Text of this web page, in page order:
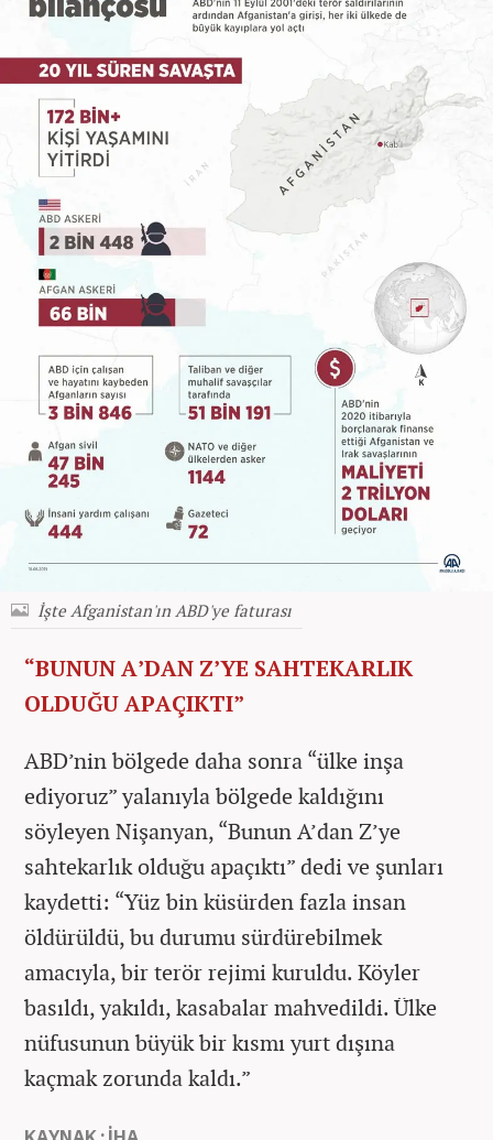
İşte Afganistan'ın ABD'ye faturası
“BUNUN A’DAN Z’YE SAHTEKARLIK
OLDUĞU APAÇIKTI”
ABD’nin bölgede daha sonra “ülke inşa
ediyoruz” yalanıyla bölgede kaldığını
söyleyen Nişanyan, “Bunun A’dan Z’ye
sahtekarlık olduğu apaçıktı” dedi ve şunları
kaydetti: “Yüz bin küsürden fazla insan
öldürüldü, bu durumu sürdürebilmek
amacıyla, bir terör rejimi kuruldu. Köyler
basıldı, yakıldı, kasabalar mahvedildi. Ülke
nüfusunun büyük bir kısmı yurt dışına
kaçmak zorunda kaldı.”